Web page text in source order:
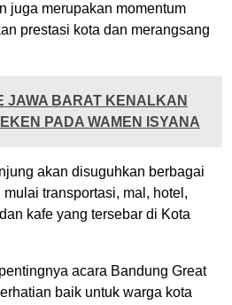
juga merupakan momentum
prestasi kota dan merangsang
JAWA BARAT KENALKAN
PADA WAMEN ISYANA
akan disuguhkan berbagai
transportasi, mal, hotel,
kafe yang tersebar di Kota
acara Bandung Great
baik untuk warga kota